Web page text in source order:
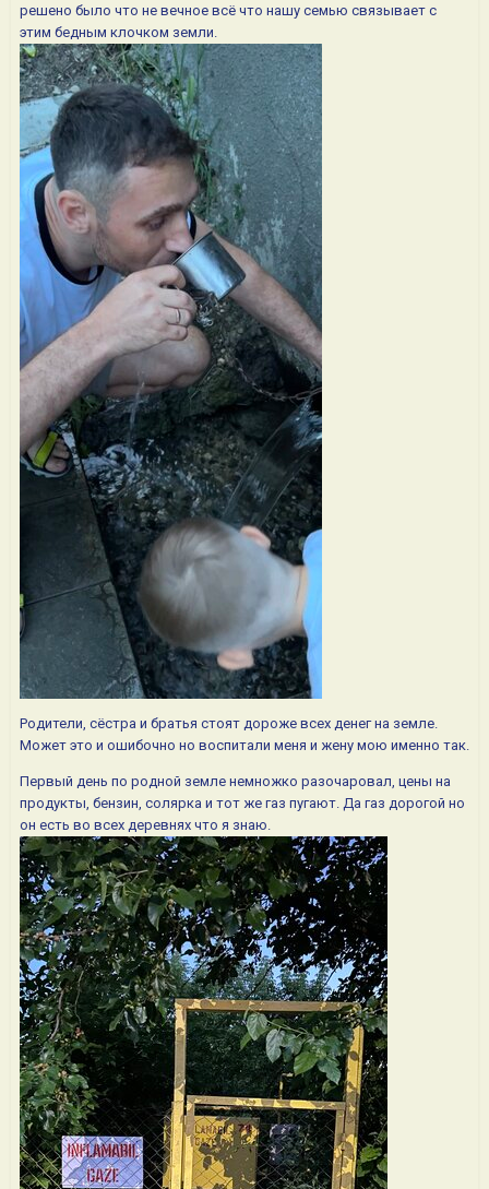
решено было что не вечное всё что нашу семью связывает с
этим бедным клочком земли.
Родители, сёстра и братья стоят дороже всех денег на земле.
Может это и ошибочно но воспитали меня и жену мою именно так.
Первый день по родной земле немножко разочаровал, цены на
продукты, бензин, солярка и тот же газ пугают. Да газ дорогой но
он есть во всех деревнях что я знаю.